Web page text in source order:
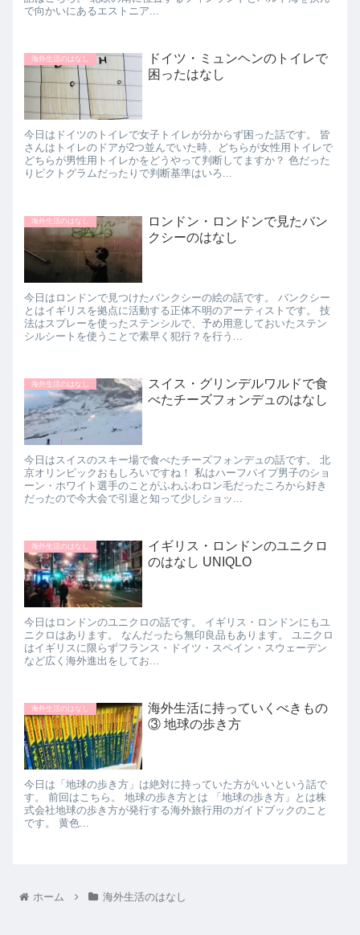
で向かいにあるエストニア...
海外生活のはなし
ドイツ・ミュンヘンのトイレで
困ったはなし
今日はドイツのトイレで女子トイレが分からず困った話です。 皆
さんはトイレのドアが2つ並んでいた時、どちらが女性用トイレで
どちらが男性用トイレかをどうやって判断してますか？ 色だった
りピクトグラムだったりで判断基準はいろ...
海外生活のはなし
ロンドン・ロンドンで見たバン
クシーのはなし
今日はロンドンで見つけたバンクシーの絵の話です。 バンクシー
とはイギリスを拠点に活動する正体不明のアーティストです。 技
法はスプレーを使ったステンシルで、予め用意しておいたステン
シルシートを使うことで素早く犯行？を行う...
海外生活のはなし
スイス・グリンデルワルドで食
べたチーズフォンデュのはなし
今日はスイスのスキー場で食べたチーズフォンデュの話です。 北
京オリンピックおもしろいですね！ 私はハーフパイプ男子のショ
ーン・ホワイト選手のことがふわふわロン毛だったころから好き
だったので今大会で引退と知って少しショッ...
海外生活のはなし
イギリス・ロンドンのユニクロ
のはなし UNIQLO
今日はロンドンのユニクロの話です。 イギリス・ロンドンにもユ
ニクロはあります。 なんだったら無印良品もあります。 ユニクロ
はイギリスに限らずフランス・ドイツ・スペイン・スウェーデン
など広く海外進出をしてお...
海外生活のはなし
海外生活に持っていくべきもの
③ 地球の歩き方
今日は「地球の歩き方」は絶対に持っていた方がいいという話で
す。 前回はこちら。 地球の歩き方とは 「地球の歩き方」とは株
式会社地球の歩き方が発行する海外旅行用のガイドブックのこと
です。 黄色...
ホーム 海外生活のはなし